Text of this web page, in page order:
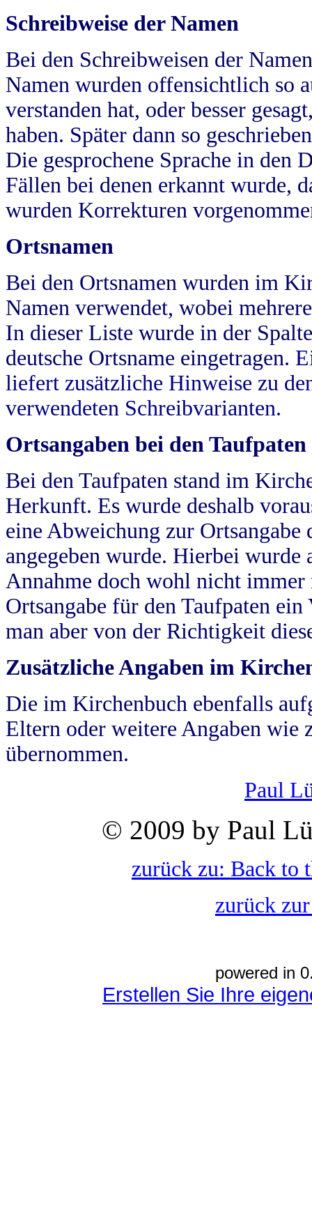
Schreibweise der Namen
Bei den Schreibweisen der
Namen wurden offensichtlich so
verstanden hat, oder besser
haben. Später dann so
Die gesprochene Sprache in
Fällen bei denen erkannt wurde,
wurden Korrekturen
Ortsnamen
Bei den Ortsnamen wurden im
Namen verwendet, wobei
In dieser Liste wurde in der
deutsche Ortsname eingetragen.
liefert zusätzliche Hinweise zu
verwendeten Schreibvarianten.
Ortsangaben bei den Taufpaten
Bei den Taufpaten stand im
Herkunft. Es wurde deshalb
eine Abweichung zur
angegeben wurde. Hierbei wurde
Annahme doch wohl nicht
Ortsangabe für den Taufpaten
man aber von der Richtigkeit
Zusätzliche Angaben im
Die im Kirchenbuch ebenfalls
Eltern oder weitere Angaben wie
übernommen.
Paul
© 2009 by Paul
zurück zu: Back to
zurück
powered in
Erstellen Sie Ihre